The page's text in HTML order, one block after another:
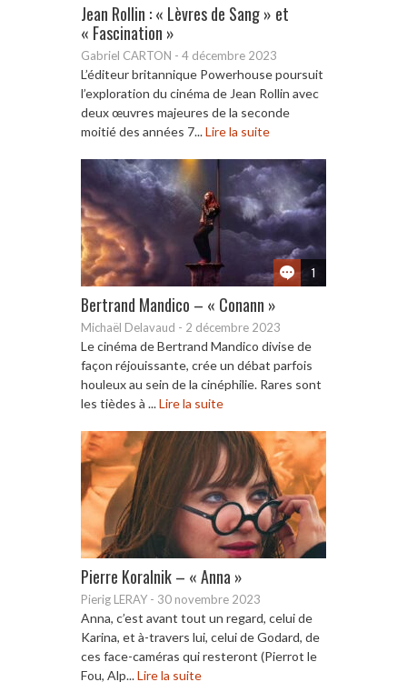
Jean Rollin : « Lèvres de Sang » et
« Fascination »
Gabriel CARTON - 4 décembre 2023
L’éditeur britannique Powerhouse poursuit
l’exploration du cinéma de Jean Rollin avec
deux œuvres majeures de la seconde
moitié des années 7...Lire la suite
1
Bertrand Mandico – « Conann »
Michaël Delavaud - 2 décembre 2023
Le cinéma de Bertrand Mandico divise de
façon réjouissante, crée un débat parfois
houleux au sein de la cinéphilie. Rares sont
les tièdes à ...Lire la suite
Pierre Koralnik – « Anna »
Pierig LERAY - 30 novembre 2023
Anna, c’est avant tout un regard, celui de
Karina, et à-travers lui, celui de Godard, de
ces face-caméras qui resteront (Pierrot le
Fou, Alp...Lire la suite